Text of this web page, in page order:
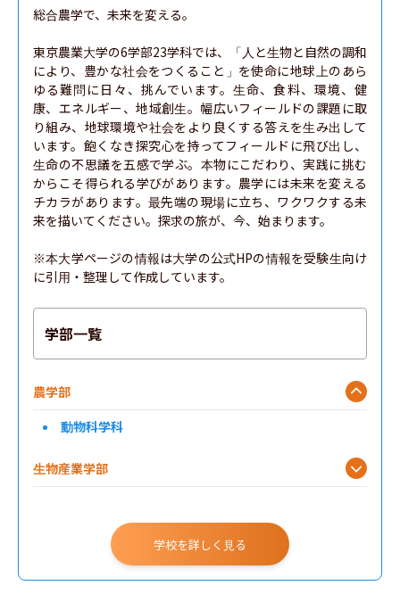
総合農学で、未来を変える。
東京農業大学の6学部23学科では、「人と生物と自然の調和
により、豊かな社会をつくること」を使命に地球上のあら
ゆる難問に日々、挑んでいます。生命、食料、環境、健
康、エネルギー、地域創生。幅広いフィールドの課題に取
り組み、地球環境や社会をより良くする答えを生み出して
います。飽くなき探究心を持ってフィールドに飛び出し、
生命の不思議を五感で学ぶ。本物にこだわり、実践に挑む
からこそ得られる学びがあります。農学には未来を変える
チカラがあります。最先端の現場に立ち、ワクワクする未
来を描いてください。探求の旅が、今、始まります。
※本大学ページの情報は大学の公式HPの情報を受験生向け
に引用・整理して作成しています。
学部一覧
農学部
動物科学科
生物産業学部
学校を詳しく見る